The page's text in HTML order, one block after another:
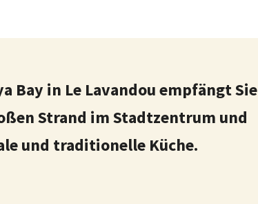
Bay in Le Lavandou empfängt Sie
Strand im Stadtzentrum und
und traditionelle Küche.